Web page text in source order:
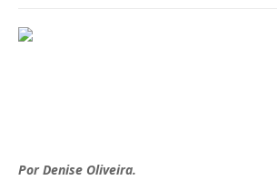
Por Denise Oliveira.